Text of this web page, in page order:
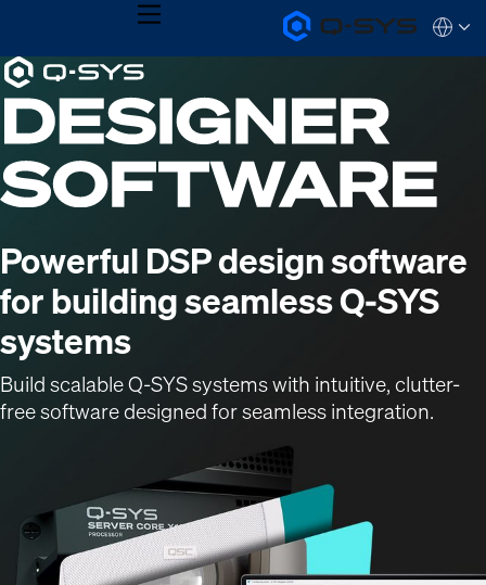
Q-
SYS
Homepage
MENU
QSYS.com (English)
India (English)
Deutsch
Español
Français
日本語
한국어
Current
Slide:
1
/
1
Powerful DSP design software
for building seamless Q-SYS
systems
Build scalable Q-SYS systems with intuitive, clutter-
free software designed for seamless integration.